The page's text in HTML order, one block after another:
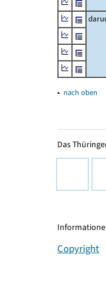
▴ nach oben
Das
Copyright